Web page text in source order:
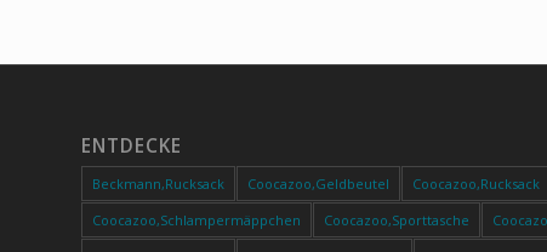
ENTDECKE
Beckmann,Rucksack Coocazoo,Geldbeutel
Coocazoo,Rucksack
Coocazoo,Schlampermäppchen
Coocazoo,Sporttasche